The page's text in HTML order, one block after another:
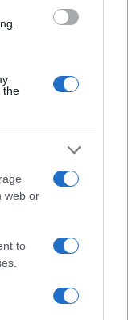
the
web or
to
a Olbia e in
bella anche dal